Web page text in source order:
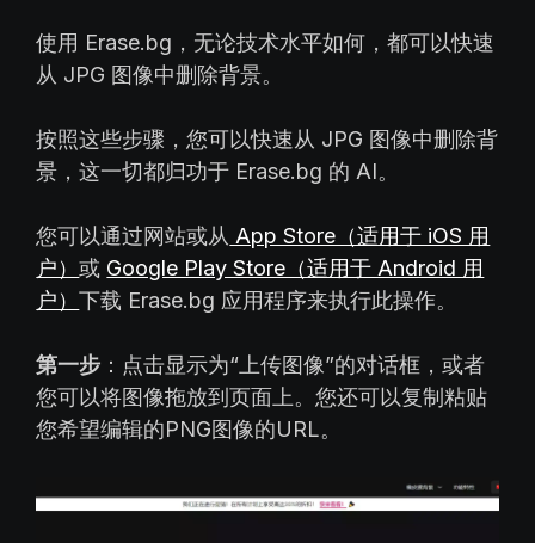
使用 Erase.bg，无论技术水平如何，都可以快速
从 JPG 图像中删除背景。
按照这些步骤，您可以快速从 JPG 图像中删除背
景，这一切都归功于 Erase.bg 的 AI。
您可以通过网站或从 App Store（适用于 iOS 用
户）或 Google Play Store（适用于 Android 用
户）下载 Erase.bg 应用程序来执行此操作。
第一步 ：点击显示为“上传图像”的对话框，或者
您可以将图像拖放到页面上。您还可以复制粘贴
您希望编辑的PNG图像的URL。